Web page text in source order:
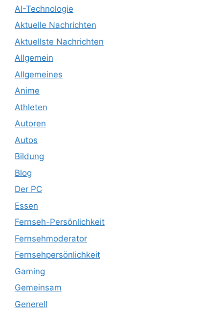
AI-Technologie
Aktuelle Nachrichten
Aktuellste Nachrichten
Allgemein
Allgemeines
Anime
Athleten
Autoren
Autos
Bildung
Blog
Der PC
Essen
Fernseh-Persönlichkeit
Fernsehmoderator
Fernsehpersönlichkeit
Gaming
Gemeinsam
Generell